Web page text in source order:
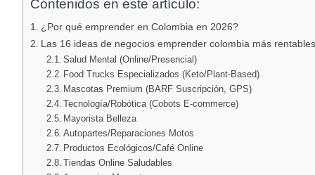
Contenidos en este artículo:
¿Por qué emprender en Colombia en 2026?
Las 16 ideas de negocios emprender colombia más rentables
Salud Mental (Online/Presencial)
Food Trucks Especializados (Keto/Plant-Based)
Mascotas Premium (BARF Suscripción, GPS)
Tecnología/Robótica (Cobots E-commerce)
Mayorista Belleza
Autopartes/Reparaciones Motos
Productos Ecológicos/Café Online
Tiendas Online Saludables